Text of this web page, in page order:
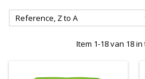
Reference, Z to A
Item 1-18 van 18